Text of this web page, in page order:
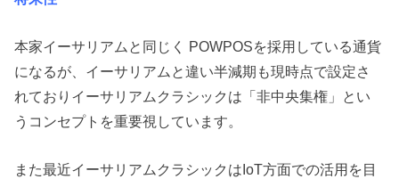
本家イーサリアムと同じく POWPOSを採用している通貨
になるが、イーサリアムと違い半減期も現時点で設定さ
れておりイーサリアムクラシックは 「非中央集権」 とい
うコンセプトを重要視しています。
また最近イーサリアムクラシックは IoT方面での活用を目